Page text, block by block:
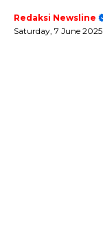
Redaksi Newsline
Saturday, 7 June 2025